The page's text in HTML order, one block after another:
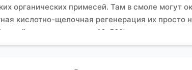
органических примесей. Там в смоле могут
кислотно-щелочная регенерация их просто
ёмкость падает на 40-50% уже после
натрия для окисления органики,